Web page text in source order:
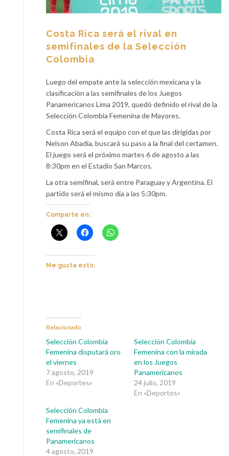
Costa Rica será el rival en
semifinales de la Selección
Colombia
Luego del empate ante la selección mexicana y la
clasificación a las semifinales de los Juegos
Panamericanos Lima 2019, quedó definido el rival de la
Selección Colombia Femenina de Mayores.
Costa Rica será el equipo con el que las dirigidas por
Nelson Abadía, buscará su paso a la final del certamen.
El juego será el próximo martes 6 de agosto a las
8:30pm en el Estadio San Marcos.
La otra semifinal, será entre Paraguay y Argentina. El
partido será el mismo día a las 5:30pm.
Comparte en:
Me gusta esto:
Relacionado
Selección Colombia
Femenina disputará oro
el viernes
7 agosto, 2019
En «Deportes»
Selección Colombia
Femenina con la mirada
en los Juegos
Panamericanos
24 julio, 2019
En «Deportes»
Selección Colombia
Femenina ya está en
semifinales de
Panamericanos
4 agosto, 2019